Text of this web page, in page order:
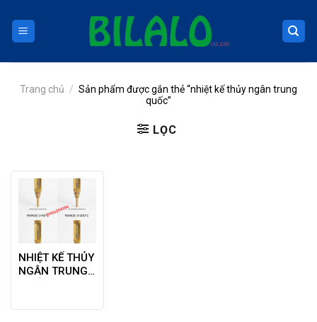
content
Trang chủ / Sản phẩm được gắn thẻ “nhiệt kế thủy ngân trung
quốc”
LỌC
NHIỆT KẾ THỦY
NGÂN TRUNG
60oC, 120oC,